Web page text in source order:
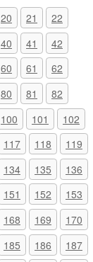
20 21
22
40 41
42
60 61
62
80 81
82
100 101
102
117 118
119
134 135
136
151 152
153
168 169
170
185 186
187